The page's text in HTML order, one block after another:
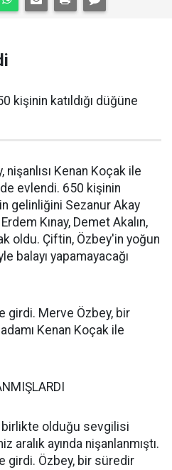
kişinin katıldığı düğüne
Kenan Koçak ile
evlendi. 650 kişinin
gelinliğini Sezanur Akay
Kınay, Demet Akalın,
oldu. Çiftin, Özbey'in yoğun
balayı yapamayacağı
girdi. Merve Özbey, bir
Kenan Koçak ile
olduğu sevgilisi
aralık ayında nişanlanmıştı.
girdi. Özbey, bir süredir